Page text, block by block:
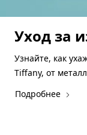
Уход за
Узнайте, как
Tiffany, от
Подробнее